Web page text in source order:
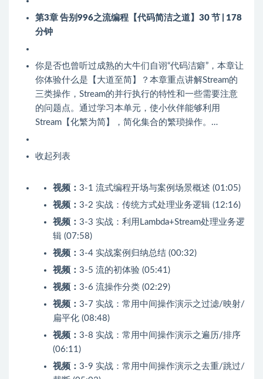
第3章 告别996之流编程【代码简洁之道】 30 节 | 178
分钟
你是否也曾听过成熟的大牛们自诩“代码洁癖”，本章让
你体验什么是【大道至简】？本章重点讲解Stream的
三类操作，Stream的并行执行的特性和一些需要注意
的问题点。通过学习本单元，使小伙伴能够利用
Stream【化繁为简】，简化集合的繁琐操作。…
收起列表
视频： 3-1 流式编程开场与案例场景概述 (01:05)
视频： 3-2 实战：传统方式处理业务逻辑 (12:16)
视频： 3-3 实战：利用Lambda+Stream处理业务逻
辑 (07:58)
视频： 3-4 实战案例归纳总结 (00:32)
视频： 3-5 流的初体验 (05:41)
视频： 3-6 流操作分类 (02:29)
视频： 3-7 实战：常用中间操作演示之过滤/映射/
扁平化 (08:48)
视频： 3-8 实战：常用中间操作演示之遍历/排序
(06:11)
视频： 3-9 实战：常用中间操作演示之去重/跳过/